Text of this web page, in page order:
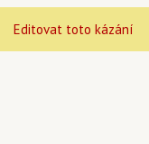
Editovat toto kázání